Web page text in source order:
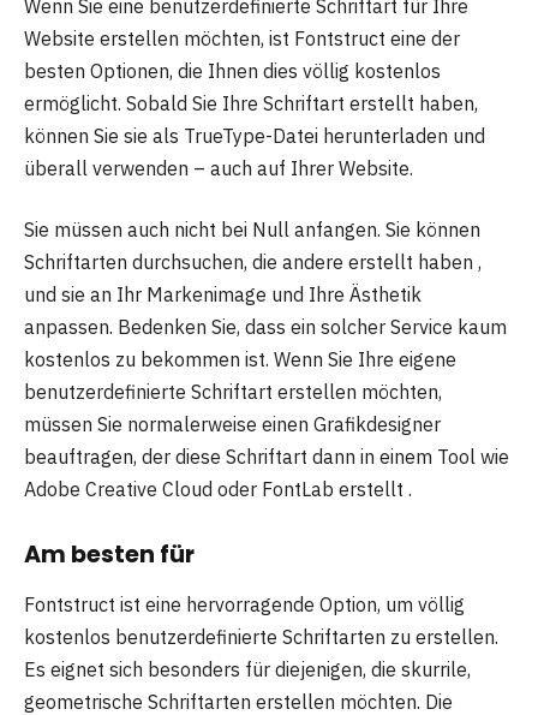
Wenn Sie eine benutzerdefinierte Schriftart für Ihre
Website erstellen möchten, ist Fontstruct eine der
besten Optionen, die Ihnen dies völlig kostenlos
ermöglicht. Sobald Sie Ihre Schriftart erstellt haben,
können Sie sie als TrueType-Datei herunterladen und
überall verwenden – auch auf Ihrer Website.
Sie müssen auch nicht bei Null anfangen. Sie können
Schriftarten durchsuchen, die andere erstellt haben ,
und sie an Ihr Markenimage und Ihre Ästhetik
anpassen. Bedenken Sie, dass ein solcher Service kaum
kostenlos zu bekommen ist. Wenn Sie Ihre eigene
benutzerdefinierte Schriftart erstellen möchten,
müssen Sie normalerweise einen Grafikdesigner
beauftragen, der diese Schriftart dann in einem Tool wie
Adobe Creative Cloud oder FontLab erstellt .
Am besten für
Fontstruct ist eine hervorragende Option, um völlig
kostenlos benutzerdefinierte Schriftarten zu erstellen.
Es eignet sich besonders für diejenigen, die skurrile,
geometrische Schriftarten erstellen möchten. Die